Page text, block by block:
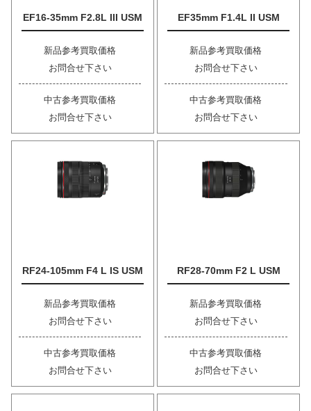
EF16-35mm F2.8L III USM
新品参考買取価格
お問合せ下さい
中古参考買取価格
お問合せ下さい
EF35mm F1.4L II USM
新品参考買取価格
お問合せ下さい
中古参考買取価格
お問合せ下さい
RF24-105mm F4 L IS USM
新品参考買取価格
お問合せ下さい
中古参考買取価格
お問合せ下さい
RF28-70mm F2 L USM
新品参考買取価格
お問合せ下さい
中古参考買取価格
お問合せ下さい